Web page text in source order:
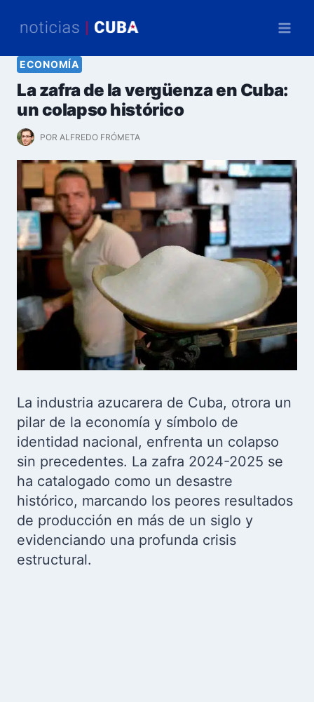
ECONOMÍA
La zafra de la vergüenza en Cuba:
un colapso histórico
POR ALFREDO FRÓMETA
La industria azucarera de Cuba, otrora un
pilar de la economía y símbolo de
identidad nacional, enfrenta un colapso
sin precedentes. La zafra 2024-2025 se
ha catalogado como un desastre
histórico, marcando los peores resultados
de producción en más de un siglo y
evidenciando una profunda crisis
estructural.